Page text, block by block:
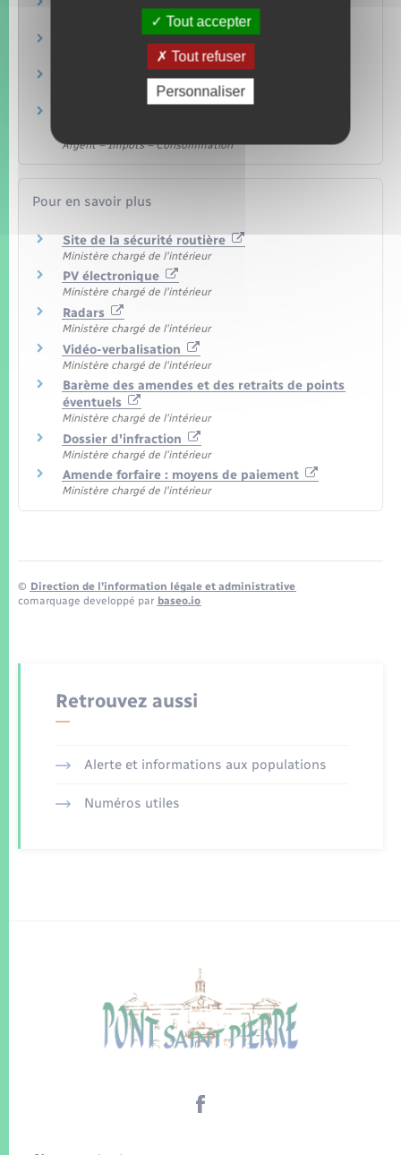
Transports – Mobilité
Permis de conduire
Transports – Mobilité
Argent – Impôts – Consommation
Pour en savoir plus
Site de la sécurité routière
Ministère chargé de l'intérieur
PV électronique
Ministère chargé de l'intérieur
Radars
Ministère chargé de l'intérieur
Vidéo-verbalisation
Ministère chargé de l'intérieur
Barème des amendes et des retraits de points
éventuels
Ministère chargé de l'intérieur
Dossier d'infraction
Ministère chargé de l'intérieur
Amende forfaire : moyens de paiement
Ministère chargé de l'intérieur
© Direction de l’information légale et administrative
comarquage developpé par baseo.io
Retrouvez aussi
Alerte et informations aux populations
Numéros utiles
Tout accepter
Tout refuser
Personnaliser